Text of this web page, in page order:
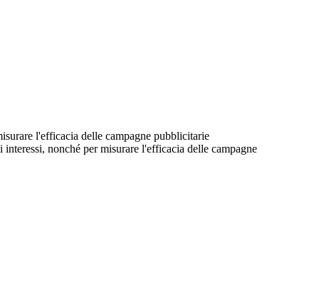
l'efficacia delle campagne pubblicitarie
nonché per misurare l'efficacia delle campagne